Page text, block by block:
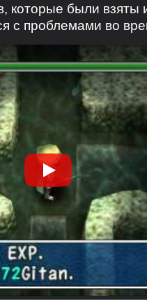
которые были взяты
с проблемами во